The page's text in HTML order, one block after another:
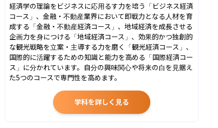
経済学の理論をビジネスに応用るす力を培う「ビジネス経済
コース」、金融・不動産業界において即戦力となる人材を育
成する「金融・不動産経済コース」、地域経済を成長させる
企画力を身につける「地域経済コース」、効果的かつ独創的
な観光戦略を立案・主導する力を磨く「観光経済コース」、
国際的に活躍するための知識と能力を高める「国際経済コー
ス」に分かれています。自分の興味関心や将来の白を見据え
た5つのコースで専門性を高めます。
学科を詳しく見る